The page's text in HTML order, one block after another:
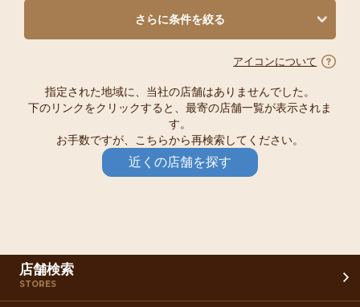
さらに条件を絞る
アイコンについて
指定された地域に、当社の店舗はありませんでした。
下のリンクをクリックすると、最寄の店舗一覧が表示されま
す。
お手数ですが、こちらから再検索してください。
近くの店舗を探す
店舗検索
STORES